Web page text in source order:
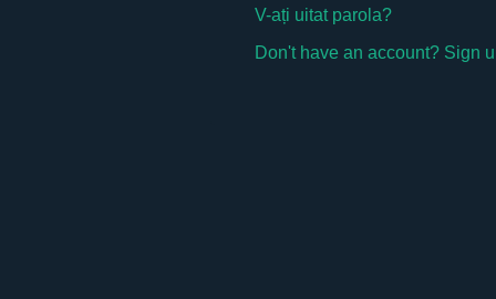
V-ați uitat parola?
Don't have an account? Sign